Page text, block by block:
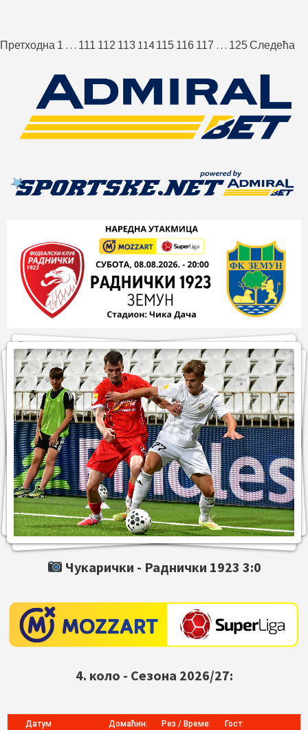
Пагинација
чланака
Претходна 1 … 111 112 113 114 115 116 117 … 125Следећа
Чукарички - Раднички 1923 3:0
4. коло - Сезона 2026/27:
Датум Домаћин: Рез / Време: Гост: